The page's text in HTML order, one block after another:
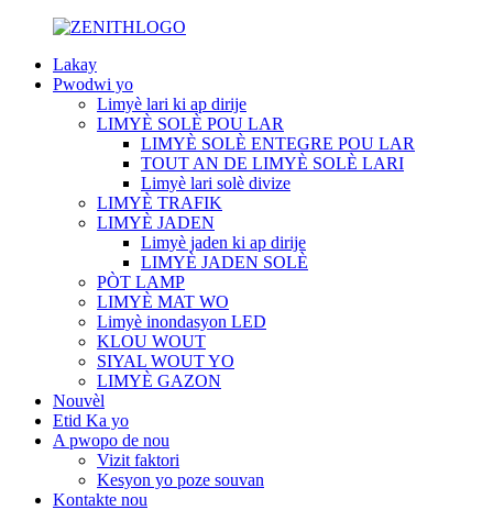
Lakay
Pwodwi yo
Limyè lari ki ap dirije
LIMYÈ SOLÈ POU LAR
LIMYÈ SOLÈ ENTEGRE POU LAR
TOUT AN DE LIMYÈ SOLÈ LARI
Limyè lari solè divize
LIMYÈ TRAFIK
LIMYÈ JADEN
Limyè jaden ki ap dirije
LIMYÈ JADEN SOLÈ
PÒT LAMP
LIMYÈ MAT WO
Limyè inondasyon LED
KLOU WOUT
SIYAL WOUT YO
LIMYÈ GAZON
Nouvèl
Etid Ka yo
A pwopo de nou
Vizit faktori
Kesyon yo poze souvan
Kontakte nou